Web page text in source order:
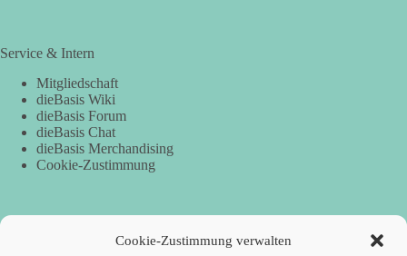
Cookie-Zustimmung verwalten
Service & Intern
Mitgliedschaft
dieBasis Wiki
dieBasis Forum
dieBasis Chat
dieBasis Merchandising
Cookie-Zustimmung
Spenden